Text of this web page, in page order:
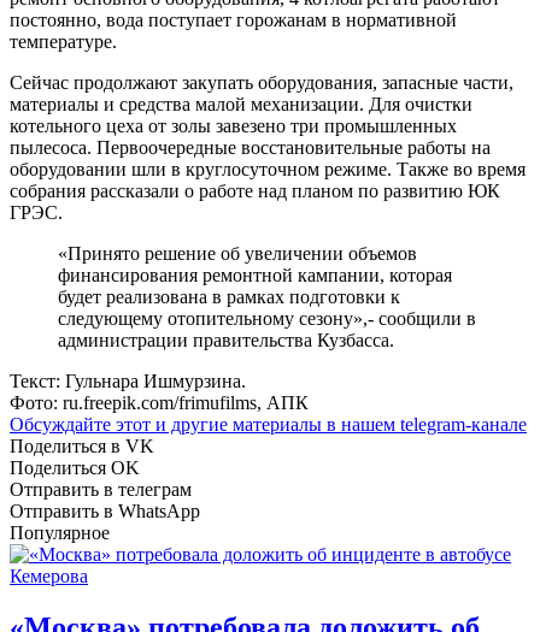
постоянно, вода поступает горожанам в нормативной
температуре.
Сейчас продолжают закупать оборудования, запасные части,
материалы и средства малой механизации. Для очистки
котельного цеха от золы завезено три промышленных
пылесоса. Первоочередные восстановительные работы на
оборудовании шли в круглосуточном режиме. Также во время
собрания рассказали о работе над планом по развитию ЮК
ГРЭС.
«Принято решение об увеличении объемов
финансирования ремонтной кампании, которая
будет реализована в рамках подготовки к
следующему отопительному сезону»,- сообщили в
администрации правительства Кузбасса.
Текст: Гульнара Ишмурзина.
Фото: ru.freepik.com/frimufilms, АПК
Обсуждайте этот и другие материалы в нашем telegram-канале
Поделиться в VK
Поделиться OK
Отправить в телеграм
Отправить в WhatsApp
Популярное